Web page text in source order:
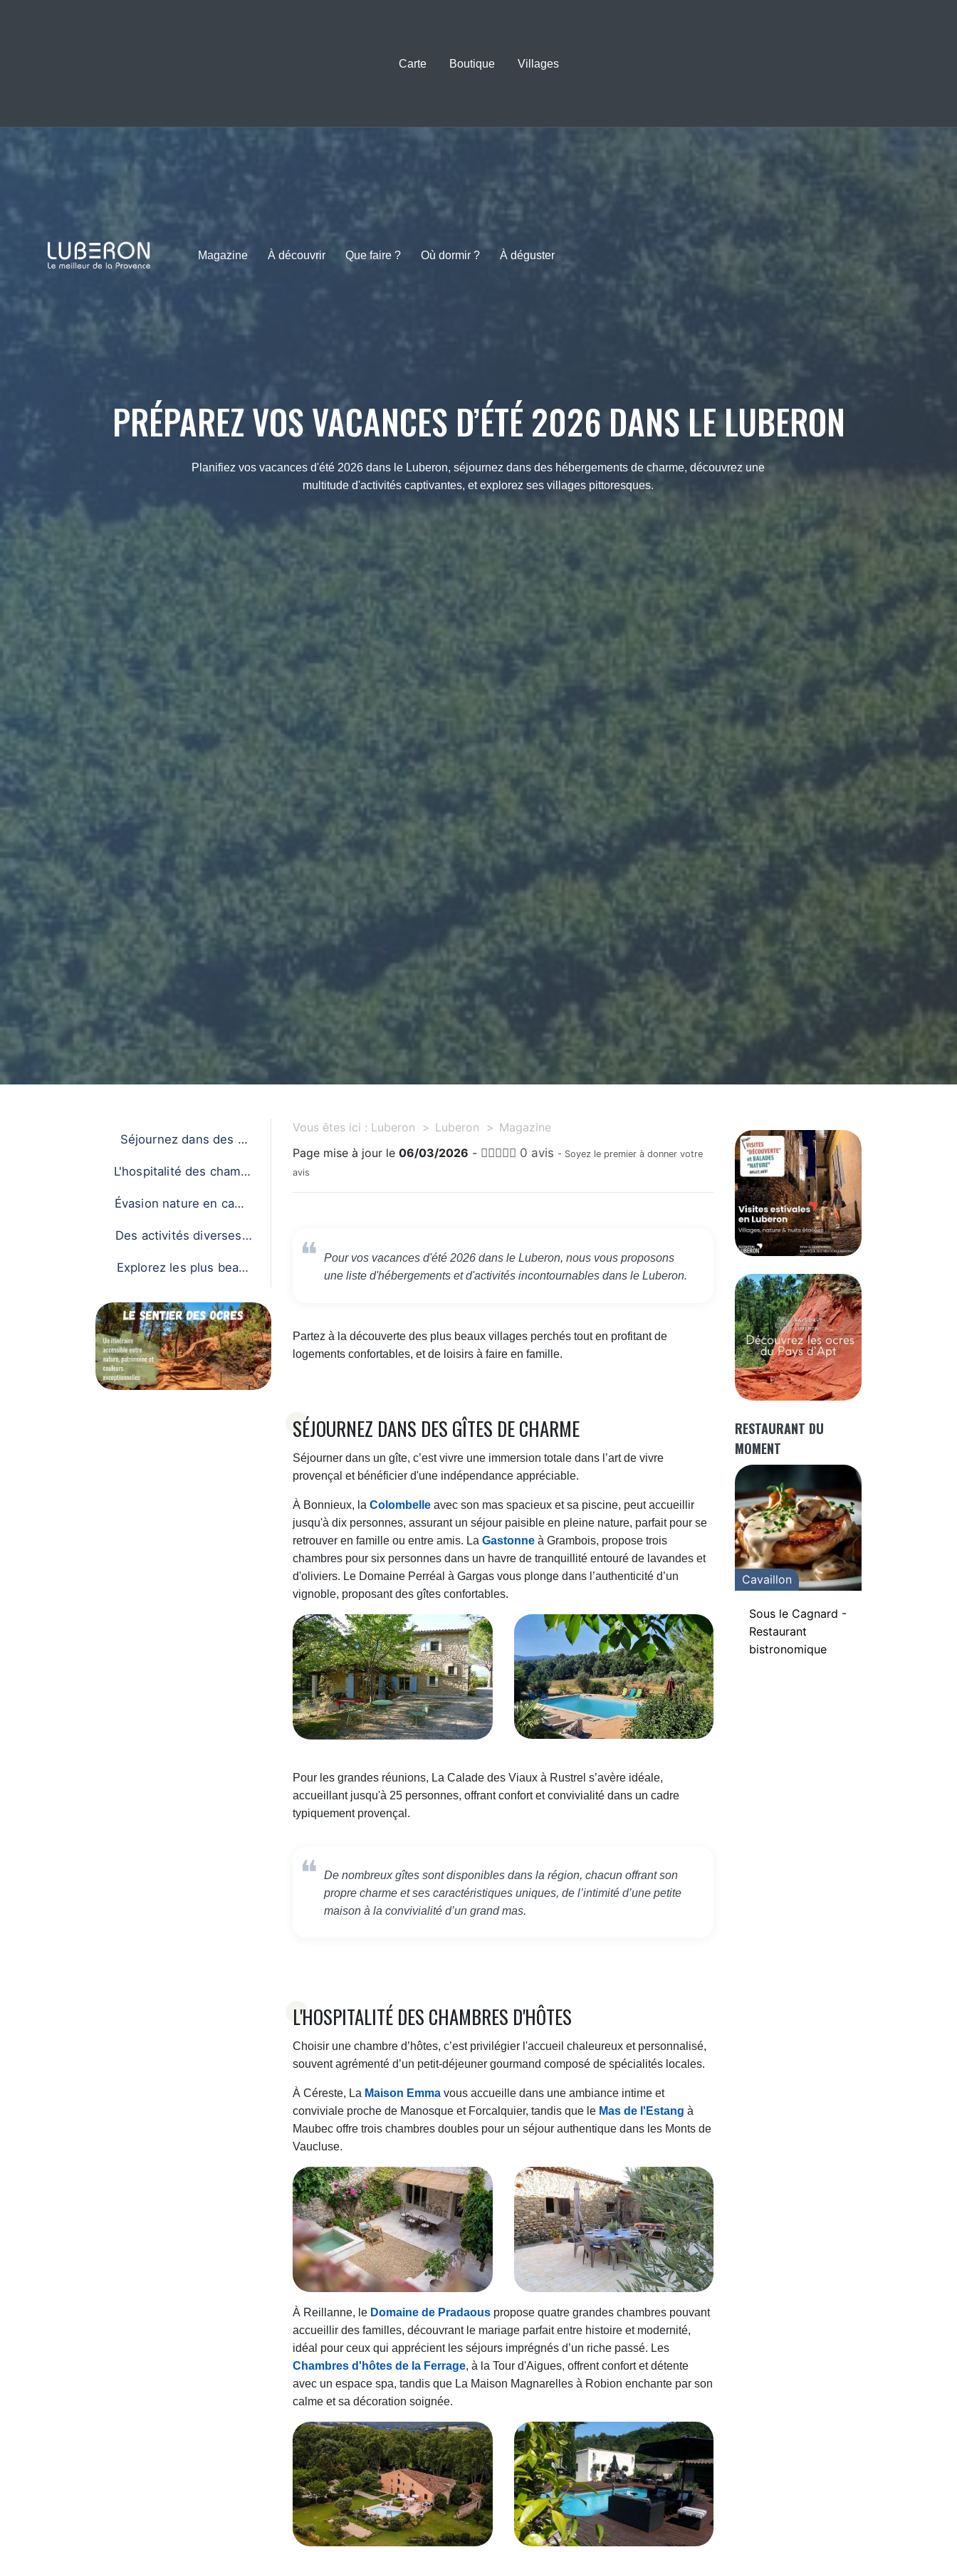
Carte Boutique Villages
Magazine À découvrir Que faire ? Où dormir ? À déguster
PRÉPAREZ VOS VACANCES D’ÉTÉ 2026 DANS LE LUBERON
Planifiez vos vacances d'été 2026 dans le Luberon, séjournez dans des hébergements de charme, découvrez une
multitude d'activités captivantes, et explorez ses villages pittoresques.
Séjournez dans des gît
L'hospitalité des chambr
Évasion nature en camp
Des activités diverses e
t variées dans le Lubero
n
Explorez les plus beaux
Vous êtes ici : Luberon Luberon
Magazine
Page mise à jour le 06/03/2026 - 0 avis - Soyez le premier à donner votre
avis
Pour vos vacances d'été 2026 dans le Luberon, nous vous proposons
une liste d'hébergements et d'activités incontournables dans le Luberon.
Partez à la découverte des plus beaux villages perchés tout en profitant de
logements confortables, et de loisirs à faire en famille.
SÉJOURNEZ DANS DES GÎTES DE CHARME
Séjourner dans un gîte, c’est vivre une immersion totale dans l’art de vivre
provençal et bénéficier d'une indépendance appréciable.
À Bonnieux, la Colombelleavec son mas spacieux et sa piscine, peut accueillir
jusqu'à dix personnes, assurant un séjour paisible en pleine nature, parfait pour se
retrouver en famille ou entre amis. La Gastonneà Grambois, propose trois
chambres pour six personnes dans un havre de tranquillité entouré de lavandes et
d'oliviers. Le Domaine Perréal à Gargas vous plonge dans l’authenticité d’un
vignoble, proposant des gîtes confortables.
Pour les grandes réunions, La Calade des Viaux à Rustrel s’avère idéale,
accueillant jusqu'à 25 personnes, offrant confort et convivialité dans un cadre
typiquement provençal.
De nombreux gîtes sont disponibles dans la région, chacun offrant son
propre charme et ses caractéristiques uniques, de l’intimité d’une petite
maison à la convivialité d’un grand mas.
L'HOSPITALITÉ DES CHAMBRES D'HÔTES
Choisir une chambre d’hôtes, c’est privilégier l'accueil chaleureux et personnalisé,
souvent agrémenté d’un petit-déjeuner gourmand composé de spécialités locales.
À Céreste, La Maison Emmavous accueille dans une ambiance intime et
conviviale proche de Manosque et Forcalquier, tandis que le Mas de l'Estang à
Maubec offre trois chambres doubles pour un séjour authentique dans les Monts de
Vaucluse.
À Reillanne, le Domaine de Pradaouspropose quatre grandes chambres pouvant
accueillir des familles, découvrant le mariage parfait entre histoire et modernité,
idéal pour ceux qui apprécient les séjours imprégnés d’un riche passé. Les
Chambres d'hôtes de la Ferrage, à la Tour d'Aigues, offrent confort et détente
avec un espace spa, tandis que La Maison Magnarelles à Robion enchante par son
calme et sa décoration soignée.
RESTAURANT DU
MOMENT
Cavaillon
Sous le Cagnard -
Restaurant
bistronomique